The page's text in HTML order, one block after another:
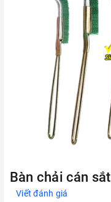
Bàn chải cán sắt
Viết đánh giá